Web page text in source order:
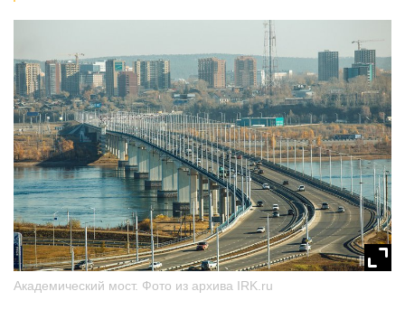
Академический мост. Фото из архива IRK.ru